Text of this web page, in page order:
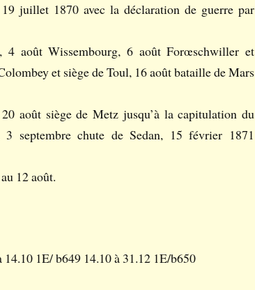
juillet 1870 avec la déclaration de guerre par
4 août Wissembourg, 6 août Forœschwiller et
et siège de Toul, 16 août bataille de Mars
août siège de Metz jusqu’à la capitulation du
septembre chute de Sedan, 15 février 1871
12 août.
1E/ b649 14.10 à 31.12 1E/b650